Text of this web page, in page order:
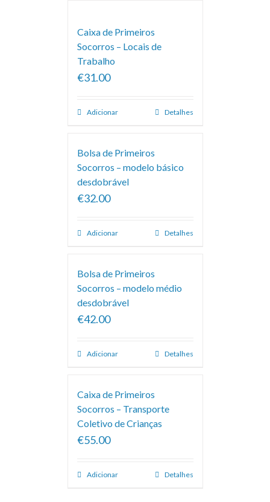
Caixa de Primeiros
Socorros – Locais de
Trabalho
€31.00
Adicionar Detalhes
Bolsa de Primeiros
Socorros – modelo básico
desdobrável
€32.00
Adicionar Detalhes
Bolsa de Primeiros
Socorros – modelo médio
desdobrável
€42.00
Adicionar Detalhes
Caixa de Primeiros
Socorros – Transporte
Coletivo de Crianças
€55.00
Adicionar Detalhes